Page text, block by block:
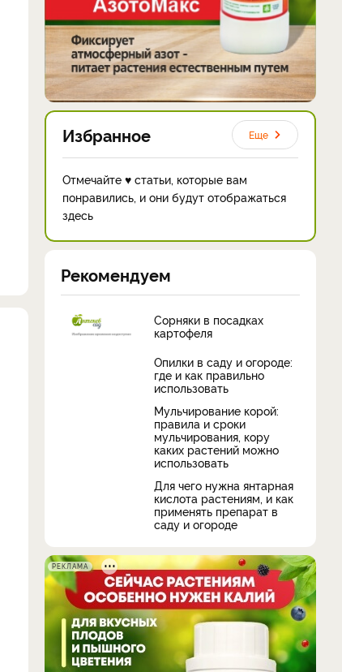
Избранное Еще
Отмечайте ♥ статьи, которые вам
понравились, и они будут отображаться
здесь
Рекомендуем
Сорняки в посадках
картофеля
Опилки в саду и огороде:
где и как правильно
использовать
Мульчирование корой:
правила и сроки
мульчирования, кору
каких растений можно
использовать
Для чего нужна янтарная
кислота растениям, и как
применять препарат в
саду и огороде
РЕКЛАМА